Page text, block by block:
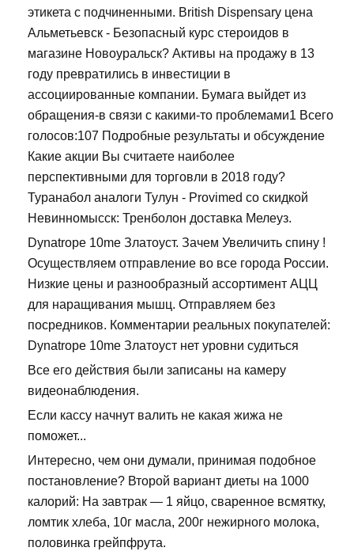
этикета с подчиненными. British Dispensary цена
Альметьевск - Безопасный курс стероидов в
магазине Новоуральск? Активы на продажу в 13
году превратились в инвестиции в
ассоциированные компании. Бумага выйдет из
обращения-в связи с какими-то проблемами1 Всего
голосов:107 Подробные результаты и обсуждение
Какие акции Вы считаете наиболее
перспективными для торговли в 2018 году?
Туранабол аналоги Тулун - Provimed со скидкой
Невинномысск: Тренболон доставка Мелеуз.
Dynatrope 10me Златоуст. Зачем Увеличить спину !
Осуществляем отправление во все города России.
Низкие цены и разнообразный ассортимент АЦЦ
для наращивания мышц. Отправляем без
посредников. Комментарии реальных покупателей:
Dynatrope 10me Златоуст нет уровни судиться
Все его действия были записаны на камеру
видеонаблюдения.
Если кассу начнут валить не какая жижа не
поможет...
Интересно, чем они думали, принимая подобное
постановление? Второй вариант диеты на 1000
калорий: На завтрак — 1 яйцо, сваренное всмятку,
ломтик хлеба, 10г масла, 200г нежирного молока,
половинка грейпфрута.